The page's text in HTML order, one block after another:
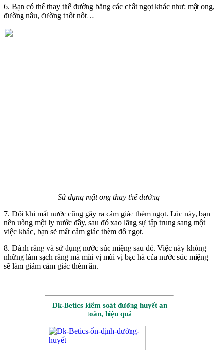
6. Bạn có thể thay thế đường bằng các chất ngọt khác như: mật ong,
đường nâu, đường thốt nốt…
Sử dụng mật ong thay thế đường
7. Đôi khi mất nước cũng gây ra cảm giác thèm ngọt. Lúc này, bạn
nên uống một ly nước đầy, sau đó xao lãng sự tập trung sang một
việc khác, bạn sẽ mất cảm giác thèm đồ ngọt.
8. Đánh răng và sử dụng nước súc miệng sau đó. Việc này không
những làm sạch răng mà mùi vị mùi vị bạc hà của nước súc miệng
sẽ làm giảm cảm giác thèm ăn.
Dk-Betics kiểm soát đường huyết an
toàn, hiệu quả